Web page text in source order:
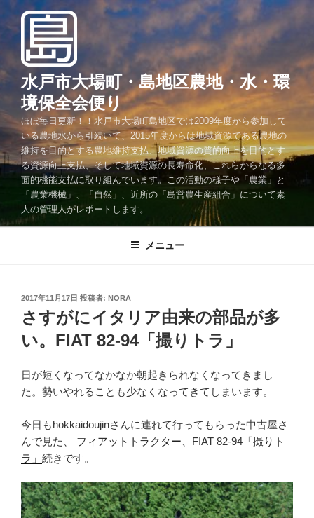
ツ
キ
ッ
プ
水戸市大場町・島地区農地・水・環
境保全会便り
ほぼ毎日更新！！水戸市大場町島地区では2009年度から参加して
いる農地水から引続いて、2015年度からは地域資源である農地の
維持を目的とする農地維持支払、地域資源の質的向上を目的とす
る資源向上支払、そして地域資源の長寿命化、これらからなる多
面的機能支払に取り組んでいます。この活動の様子や「農業」と
「農業機械」、「自然」、近所の「島営農生産組合」について素
人の管理人がレポートします。
メニュー
投
稿
日:
2017年11月17日 投稿者: NORA
さすがにイタリア由来の部品が多
い。FIAT 82-94「撮りトラ」
日が短くなってなかなか朝起きられなくなってきまし
た。勢いやれることも少なくなってきてしまいます。
今日もhokkaidoujinさんに連れて行ってもらった中古屋さ
んで見た、
フィアットトラクター 、FIAT 82-94 「撮りト
ラ」 続きです。